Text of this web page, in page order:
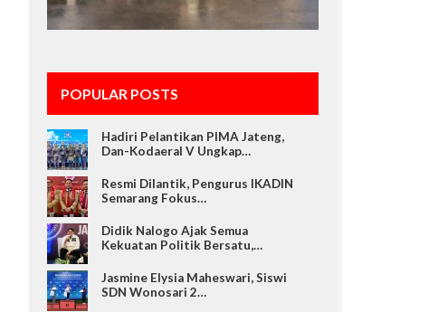
POPULAR POSTS
Hadiri Pelantikan PIMA Jateng,
Dan-Kodaeral V Ungkap…
Resmi Dilantik, Pengurus IKADIN
Semarang Fokus…
Didik Nalogo Ajak Semua
Kekuatan Politik Bersatu,…
Jasmine Elysia Maheswari, Siswi
SDN Wonosari 2…